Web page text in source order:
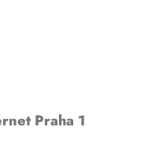
Praha 1